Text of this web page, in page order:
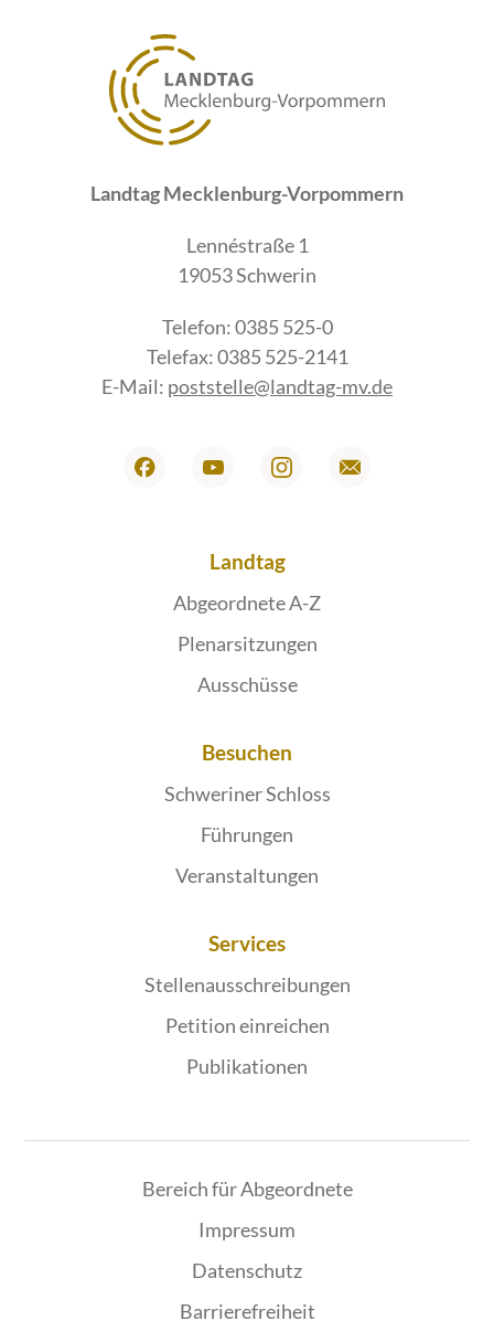
Landtag Mecklenburg-Vorpommern
Lennéstraße 1
19053 Schwerin
Telefon: 0385 525-0
Telefax: 0385 525-2141
E-Mail: poststelle@landtag-mv.de
Landtag
Abgeordnete A-Z
Plenarsitzungen
Ausschüsse
Besuchen
Schweriner Schloss
Führungen
Veranstaltungen
Services
Stellenausschreibungen
Petition einreichen
Publikationen
Bereich für Abgeordnete
Impressum
Datenschutz
Barrierefreiheit